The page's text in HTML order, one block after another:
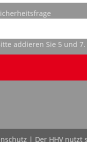
addieren Sie 5 und 7.
| Der HHV nutzt